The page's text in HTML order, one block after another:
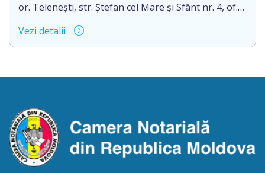
or. Telenești, str. Ștefan cel Mare și Sfânt nr. 4, of.
succesorale în urma decesului cet. BOSÎNCEANU
ION, născut/ă la 21.07.1980, cod personal
/cincisprezece mai anul două mii douăzeci și unu/.
Vezi detalii